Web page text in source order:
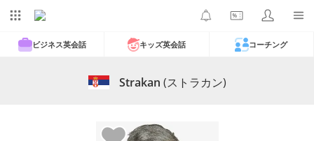
ビジネス英会話 キッズ英会話 コーチング
Strakan (ストラカン)